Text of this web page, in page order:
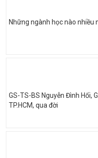
Những ngành học nào nhiều
GS-TS-BS Nguyễn Đình Hối,
TP.HCM, qua đời